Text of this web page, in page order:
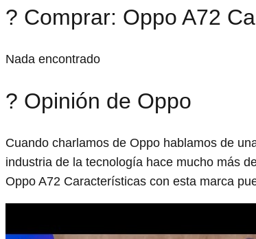
? Comprar: Oppo A72
Nada encontrado
? Opinión de Oppo
Cuando charlamos de Oppo hablamos de
industria de la tecnología hace mucho más
Oppo A72 Características con esta marca